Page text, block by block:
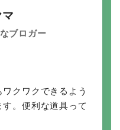
ブロガー
クワクできるよう
。便利な道具って